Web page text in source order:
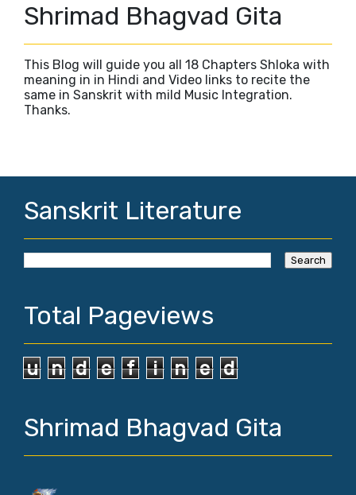
Shrimad Bhagvad Gita
This Blog will guide you all 18 Chapters Shloka with
meaning in in Hindi and Video links to recite the
same in Sanskrit with mild Music Integration.
Thanks.
Sanskrit Literature
Total Pageviews
u n d e f i n e d
Shrimad Bhagvad Gita